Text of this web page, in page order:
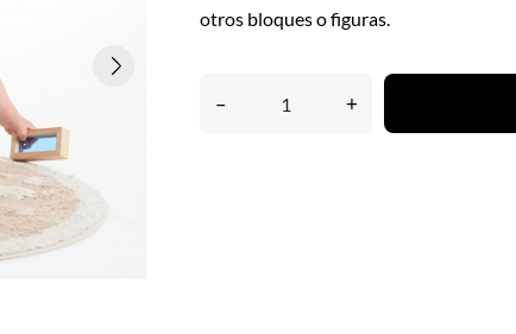
otros bloques o figuras.
– +